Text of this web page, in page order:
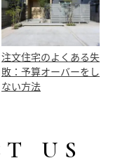
注文住宅のよくある失
敗：予算オーバーをし
ない方法
US